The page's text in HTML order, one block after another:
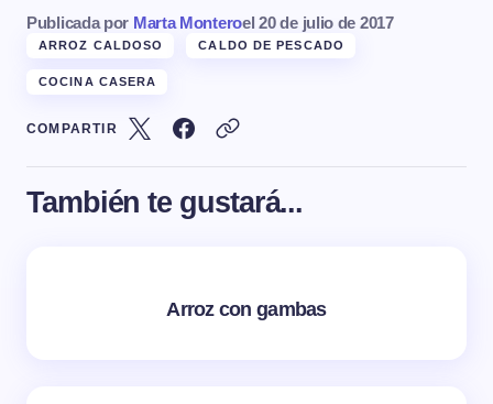
Publicada por Marta Monteroel 20 de julio de 2017
ARROZ CALDOSO CALDO DE PESCADO
COCINA CASERA
COMPARTIR
También te gustará...
Arroz con gambas